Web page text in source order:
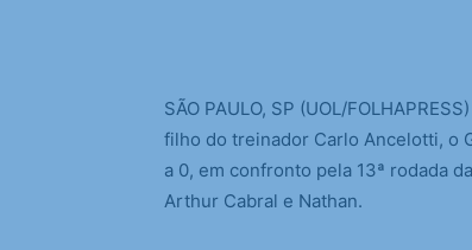
SÃO PAULO, SP (UOL/
filho do treinador Carlo Ancelotti, o
a 0, em confronto pela 13ª rodada
Arthur Cabral e Nathan.